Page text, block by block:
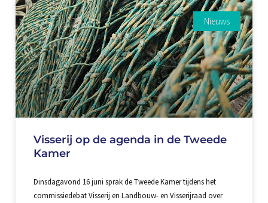
Nieuws
Visserij op de agenda in de Tweede
Kamer
Dinsdagavond 16 juni sprak de Tweede Kamer tijdens het
commissiedebat Visserij en Landbouw- en Visserijraad over